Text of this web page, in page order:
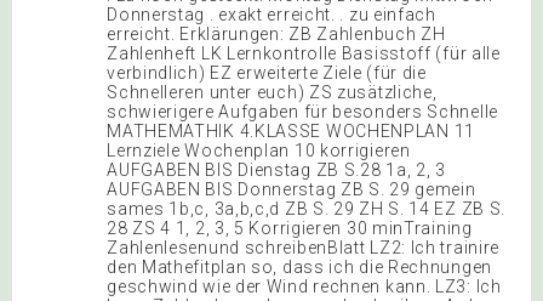
Donnerstag . exakt erreicht. . zu einfach
erreicht. Erklärungen: ZB Zahlenbuch ZH
Zahlenheft LK Lernkontrolle Basisstoff (für alle
verbindlich) EZ erweiterte Ziele (für die
Schnelleren unter euch) ZS zusätzliche,
schwierigere Aufgaben für besonders Schnelle
MATHEMATHIK 4.KLASSE WOCHENPLAN 11
Lernziele Wochenplan 10 korrigieren
AUFGABEN BIS Dienstag ZB S.28 1a, 2, 3
AUFGABEN BIS Donnerstag ZB S. 29 gemein
sames 1b,c, 3a,b,c,d ZB S. 29 ZH S. 14 EZ ZB S.
28 ZS 4 1, 2, 3, 5 Korrigieren 30 minTraining
Zahlenlesenund schreibenBlatt LZ2: Ich trainire
den Mathefitplan so, dass ich die Rechnungen
geschwind wie der Wind rechnen kann. LZ3: Ich